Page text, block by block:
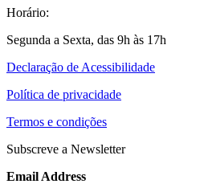
Horário:
Segunda a Sexta, das 9h às 17h
Declaração de Acessibilidade
Política de privacidade
Termos e condições
Subscreve a Newsletter
Email Address